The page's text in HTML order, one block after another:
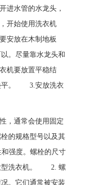
水管的水龙头，
开始使用洗衣机
放在木制地板
。尽量靠水龙头和
机要放置平稳结
垫平。 3.安放洗衣
，通常会使用固定
的规格型号以及其
强度。螺栓的尺寸
大型洗衣机。 2. 螺
。它们通常被安装